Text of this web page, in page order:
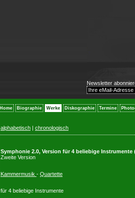
Newsletter
Home Biographie Werke Diskographie Termine
alphabetisch | chronologisch
Symphonie 2.0, Version für 4 beliebige
Zweite Version
Kammermusik - Quartette
für 4 beliebige Instrumente